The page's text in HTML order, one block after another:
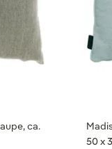
ca.
50 x